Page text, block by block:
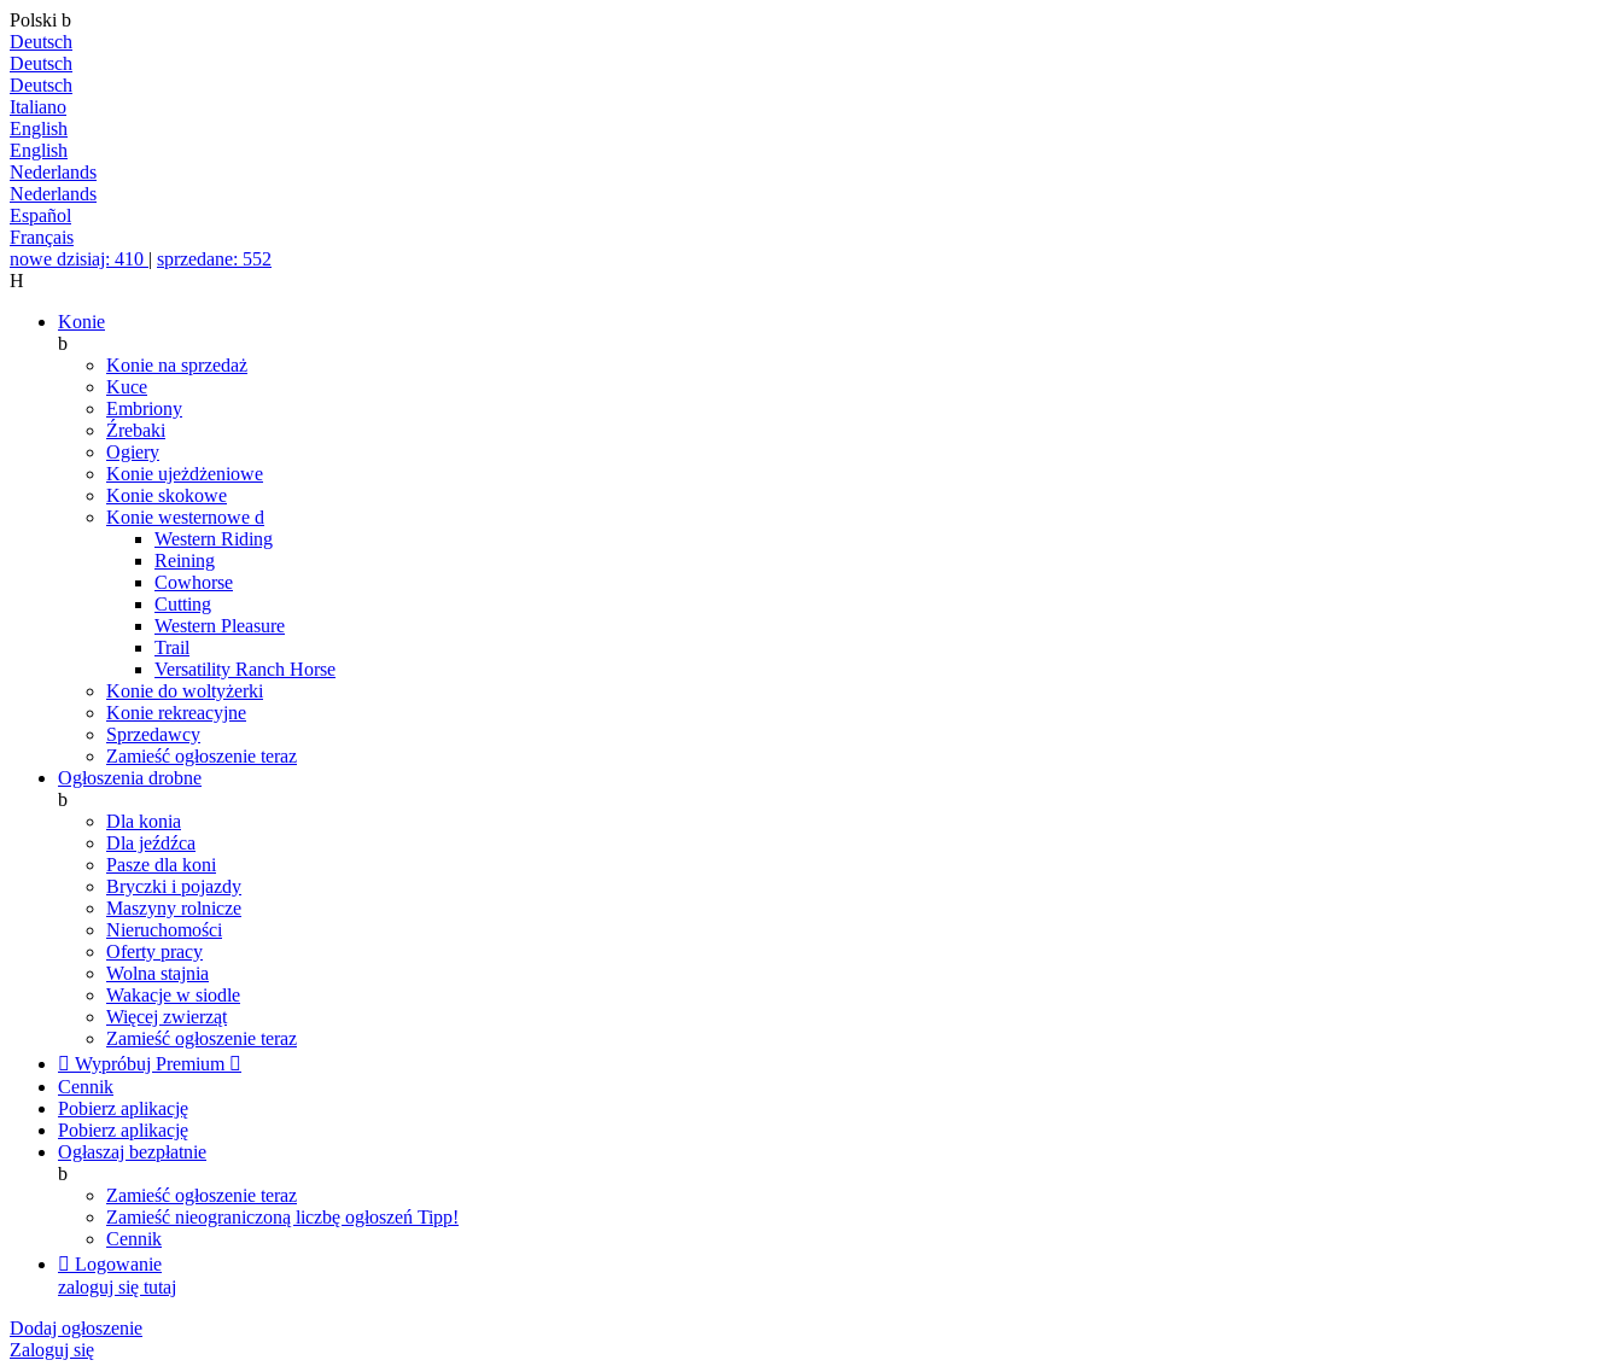
Polski b
Deutsch
Deutsch
Deutsch
Italiano
English
English
Nederlands
Nederlands
Español
Français
nowe dzisiaj: 410 | sprzedane: 552
H
Konie
b
Konie na sprzedaż
Kuce
Embriony
Źrebaki
Ogiery
Konie ujeżdżeniowe
Konie skokowe
Konie westernowe d
Western Riding
Reining
Cowhorse
Cutting
Western Pleasure
Trail
Versatility Ranch Horse
Konie do woltyżerki
Konie rekreacyjne
Sprzedawcy
Zamieść ogłoszenie teraz
Ogłoszenia drobne
b
Dla konia
Dla jeźdźca
Pasze dla koni
Bryczki i pojazdy
Maszyny rolnicze
Nieruchomości
Oferty pracy
Wolna stajnia
Wakacje w siodle
Więcej zwierząt
Zamieść ogłoszenie teraz
 Wypróbuj Premium 
Cennik
Pobierz aplikację
Pobierz aplikację
Ogłaszaj bezpłatnie
b
Zamieść ogłoszenie teraz
Zamieść nieograniczoną liczbę ogłoszeń Tipp!
Cennik
 Logowanie
zaloguj się tutaj
Dodaj ogłoszenie
Zaloguj się